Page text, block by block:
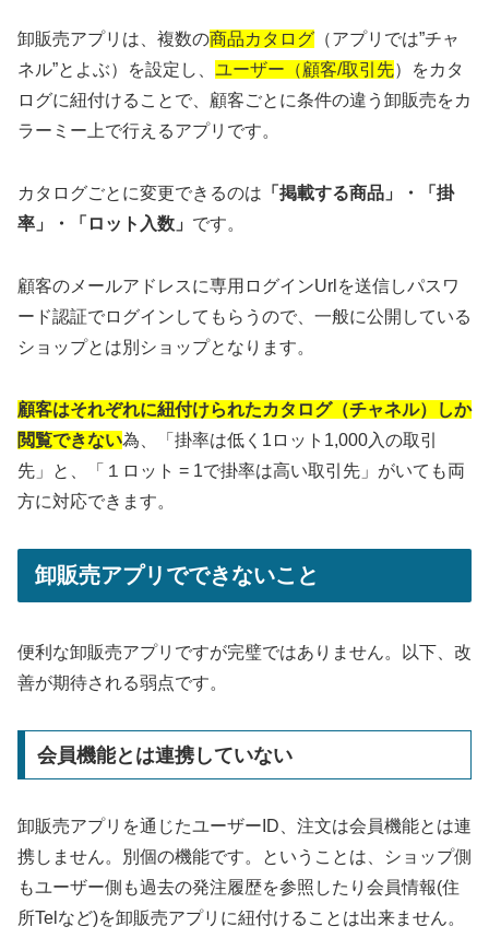
卸販売アプリは、複数の商品カタログ （アプリでは”チャ
ネル”とよぶ）を設定し、 ユーザー（顧客/取引先）をカタ
ログに紐付けることで、顧客ごとに条件の違う卸販売をカ
ラーミー上で行えるアプリです。
カタログごとに変更できるのは 「掲載する商品」・「掛
率」・「ロット入数」 です。
顧客のメールアドレスに専用ログインUrlを送信しパスワ
ード認証でログインしてもらうので、一般に公開している
ショップとは別ショップとなります。
顧客はそれぞれに紐付けられたカタログ（チャネル）しか
閲覧できない為、「掛率は低く1ロット1,000入の取引
先」と、「１ロット = 1で掛率は高い取引先」がいても両
方に対応できます。
卸販売アプリでできないこと
便利な卸販売アプリですが完璧ではありません。以下、改
善が期待される弱点です。
会員機能とは連携していない
卸販売アプリを通じたユーザーID、注文は会員機能とは連
携しません。別個の機能です。ということは、ショップ側
もユーザー側も過去の発注履歴を参照したり会員情報(住
所Telなど)を卸販売アプリに紐付けることは出来ません。